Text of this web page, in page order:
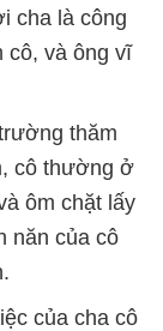
cha là công
cô, và ông vĩ
thăm
cô thường ở
ôm chặt lấy
năn của cô
của cha cô